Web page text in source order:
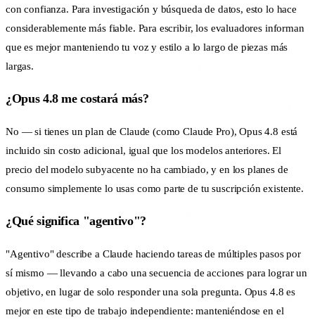
con confianza. Para investigación y búsqueda de datos, esto lo hace
considerablemente más fiable. Para escribir, los evaluadores informan
que es mejor manteniendo tu voz y estilo a lo largo de piezas más
largas.
¿Opus 4.8 me costará más?
No — si tienes un plan de Claude (como Claude Pro), Opus 4.8 está
incluido sin costo adicional, igual que los modelos anteriores. El
precio del modelo subyacente no ha cambiado, y en los planes de
consumo simplemente lo usas como parte de tu suscripción existente.
¿Qué significa "agentivo"?
"Agentivo" describe a Claude haciendo tareas de múltiples pasos por
sí mismo — llevando a cabo una secuencia de acciones para lograr un
objetivo, en lugar de solo responder una sola pregunta. Opus 4.8 es
mejor en este tipo de trabajo independiente: manteniéndose en el